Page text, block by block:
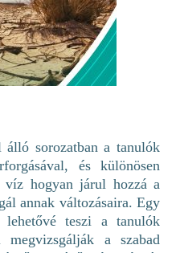
álló sorozatban a tanulók
és különösen
hogyan járul hozzá a
annak változásaira. Egy
lehetővé teszi a tanulók
megvizsgálják a szabad